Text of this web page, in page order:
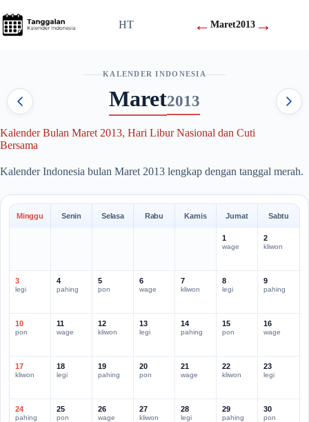
to
content
HT ←Maret2013 →
KALENDER INDONESIA
Maret2013
Kalender Bulan Maret 2013, Hari Libur Nasional dan Cuti
Bersama
Kalender Indonesia bulan Maret 2013 lengkap dengan tanggal merah.
Minggu Senin Selasa Rabu Kamis Jumat Sabtu
1
wage
2
kliwon
3
legi
4
pahing
5
pon
6
wage
7
kliwon
8
legi
9
pahing
10
pon
11
wage
12
kliwon
13
legi
14
pahing
15
pon
16
wage
17
kliwon
18
legi
19
pahing
20
pon
21
wage
22
kliwon
23
legi
24
pahing
25
pon
26
wage
27
kliwon
28
legi
29
pahing
30
pon